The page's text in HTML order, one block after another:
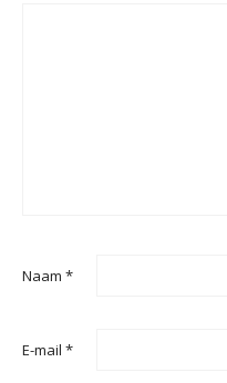
Naam *
E-mail *